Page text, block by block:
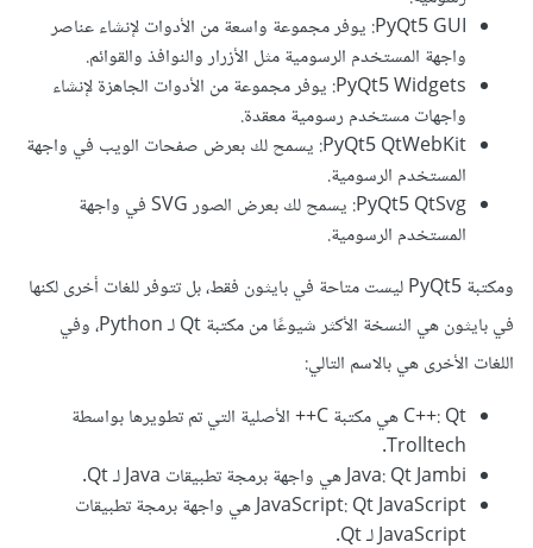
PyQt5 GUI: يوفر مجموعة واسعة من الأدوات لإنشاء عناصر
واجهة المستخدم الرسومية مثل الأزرار والنوافذ والقوائم.
PyQt5 Widgets: يوفر مجموعة من الأدوات الجاهزة لإنشاء
واجهات مستخدم رسومية معقدة.
PyQt5 QtWebKit: يسمح لك بعرض صفحات الويب في واجهة
المستخدم الرسومية.
PyQt5 QtSvg: يسمح لك بعرض الصور SVG في واجهة
المستخدم الرسومية.
ومكتبة PyQt5 ليست متاحة في بايثون فقط، بل تتوفر للغات أخرى لكنها
في بايثون هي النسخة الأكثر شيوعًا من مكتبة Qt لـ Python، وفي
اللغات الأخرى هي بالاسم التالي:
C++: Qt هي مكتبة C++ الأصلية التي تم تطويرها بواسطة
Trolltech.
Java: Qt Jambi هي واجهة برمجة تطبيقات Java لـ Qt.
JavaScript: Qt JavaScript هي واجهة برمجة تطبيقات
JavaScript لـ Qt.